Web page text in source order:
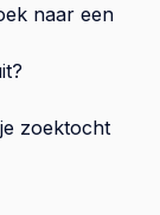
naar een
zoektocht